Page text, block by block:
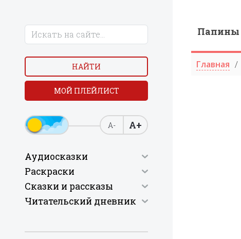
НАЙТИ
МОЙ ПЛЕЙЛИСТ
А- А+
Аудиосказки
Раскраски
Сказки и рассказы
Читательский дневник
Папины
Главная